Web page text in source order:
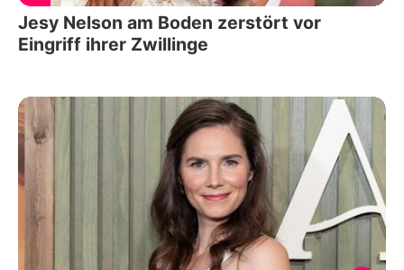
Jesy Nelson am Boden zerstört vor
Eingriff ihrer Zwillinge